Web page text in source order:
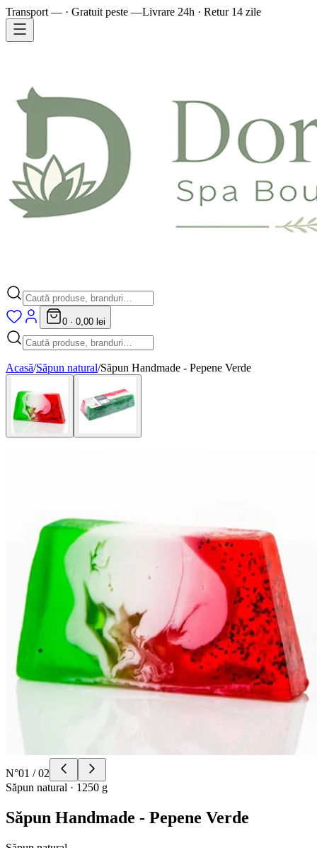
Transport — · Gratuit peste —Livrare 24h · Retur 14 zile
0 · 0,00 lei
Acasă/Săpun natural/Săpun Handmade - Pepene Verde
N°01 /02
Săpun natural · 1250 g
Săpun Handmade - Pepene Verde